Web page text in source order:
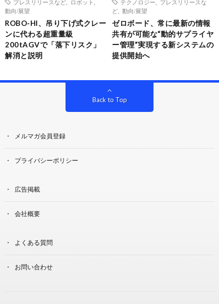
プレスリリースなど
ロボット
動向/展望
ROBO-HI、吊り下げ式クレー
ンに代わる超重量級
200tAGVで「落下リスク」
解消と説明
テクノロジー
プレスリリースな
ど
動向/展望
ゼロボード、常に最新の情報
共有が可能な“動的サプライヤ
ー管理”実現する新システムの
提供開始へ
Back to Top
メルマガ会員登録
プライバシーポリシー
広告掲載
会社概要
よくある質問
お問い合わせ